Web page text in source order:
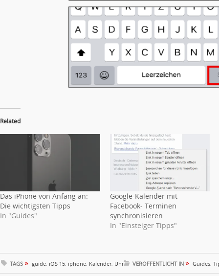
Related
Das iPhone von Anfang an:
Die wichtigsten Tipps
In "Guides"
Google-Kalender mit
Facebook- Terminen
synchronisieren
In "Einsteiger Tipps"
TAGS » guide, iOS 15, iphone, Kalender, Uhr VERÖFFENTLICHT IN » Guides,